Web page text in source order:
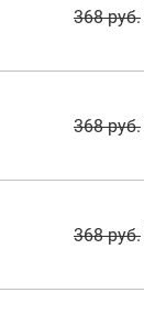
368 руб.
368 руб.
368 руб.